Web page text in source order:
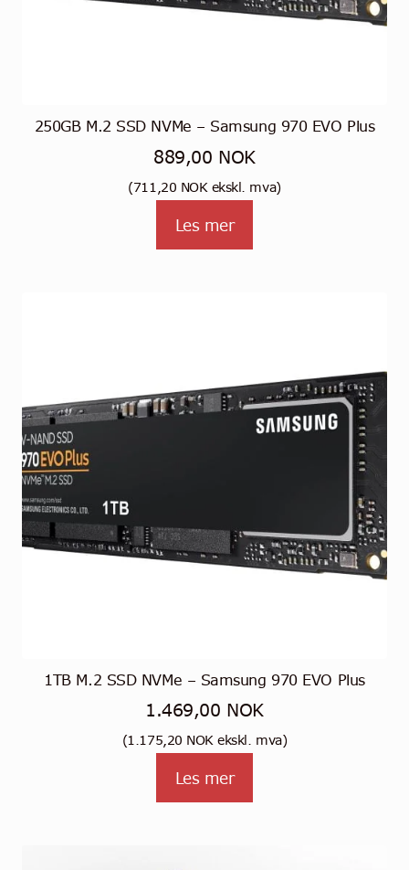
250GB M.2 SSD NVMe – Samsung 970 EVO Plus
889,00 NOK
(711,20 NOKekskl. mva)
Les mer
1TB M.2 SSD NVMe – Samsung 970 EVO Plus
1.469,00 NOK
(1.175,20 NOKekskl. mva)
Les mer